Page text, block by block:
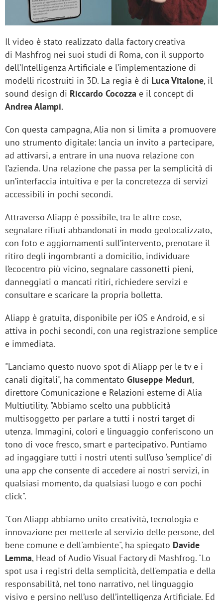
Il video è stato realizzato dalla factory creativa
di Mashfrog nei suoi studi di Roma, con il supporto
dell’Intelligenza Artificiale e l’implementazione di
modelli ricostruiti in 3D. La regia è di Luca Vitalone, il
sound design di Riccardo Cocozza e il concept di
Andrea Alampi.
Con questa campagna, Alia non si limita a promuovere
uno strumento digitale: lancia un invito a partecipare,
ad attivarsi, a entrare in una nuova relazione con
l’azienda. Una relazione che passa per la semplicità di
un’interfaccia intuitiva e per la concretezza di servizi
accessibili in pochi secondi.
Attraverso Aliapp è possibile, tra le altre cose,
segnalare rifiuti abbandonati in modo geolocalizzato,
con foto e aggiornamenti sull’intervento, prenotare il
ritiro degli ingombranti a domicilio, individuare
l’ecocentro più vicino, segnalare cassonetti pieni,
danneggiati o mancati ritiri, richiedere servizi e
consultare e scaricare la propria bolletta.
Aliapp è gratuita, disponibile per iOS e Android, e si
attiva in pochi secondi, con una registrazione semplice
e immediata.
"Lanciamo questo nuovo spot di Aliapp per le tv e i
canali digitali", ha commentato Giuseppe Meduri,
direttore Comunicazione e Relazioni esterne di Alia
Multiutility. "Abbiamo scelto una pubblicità
multisoggetto per parlare a tutti i nostri target di
utenza. Immagini, colori e linguaggio conferiscono un
tono di voce fresco, smart e partecipativo. Puntiamo
ad ingaggiare tutti i nostri utenti sull’uso ‘semplice’ di
una app che consente di accedere ai nostri servizi, in
qualsiasi momento, da qualsiasi luogo e con pochi
click".
"Con Aliapp abbiamo unito creatività, tecnologia e
innovazione per metterle al servizio delle persone, del
bene comune e dell'ambiente", ha spiegato Davide
Lemma, Head of Audio Visual Factory di Mashfrog. "Lo
spot usa i registri della semplicità, dell'empatia e della
responsabilità, nel tono narrativo, nel linguaggio
visivo e persino nell’uso dell’intelligenza Artificiale. Ed